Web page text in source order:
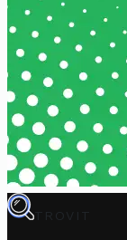
TROVIT